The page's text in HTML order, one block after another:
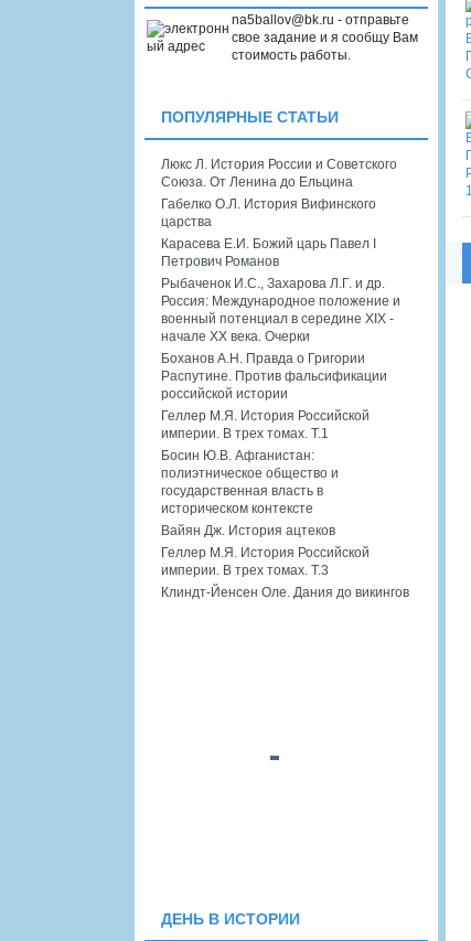
na5ballov@bk.ru - отправьте
свое задание и я сообщу Вам
стоимость работы.
ПОПУЛЯРНЫЕ СТАТЬИ
Люкс Л. История России и Советского
Союза. От Ленина до Ельцина
Габелко О.Л. История Вифинского
царства
Карасева Е.И. Божий царь Павел I
Петрович Романов
Рыбаченок И.С., Захарова Л.Г. и др.
Россия: Международное положение и
военный потенциал в середине XIX -
начале XX века. Очерки
Боханов А.Н. Правда о Григории
Распутине. Против фальсификации
российской истории
Геллер М.Я. История Российской
империи. В трех томах. Т.1
Босин Ю.В. Афганистан:
полиэтническое общество и
государственная власть в
историческом контексте
Вайян Дж. История ацтеков
Геллер М.Я. История Российской
империи. В трех томах. Т.3
Клиндт-Йенсен Оле. Дания до викингов
ДЕНЬ В ИСТОРИИ